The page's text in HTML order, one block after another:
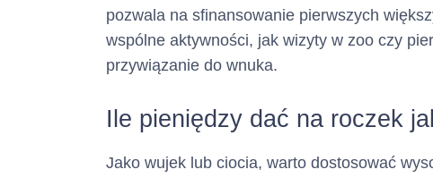
Adres poczty
Numer faksu :
(informacja ta ma
pozwala na sfinansowanie pierwszych
wspólne aktywności, jak wizyty w zoo czy
przywiązanie do wnuka.
Ile pieniędzy dać na roczek
Jako wujek lub ciocia, warto dostosować